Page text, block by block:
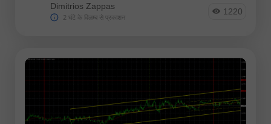
Dimitrios Zappas
2 घंटे के विलम्ब से प्रकाशन
1220